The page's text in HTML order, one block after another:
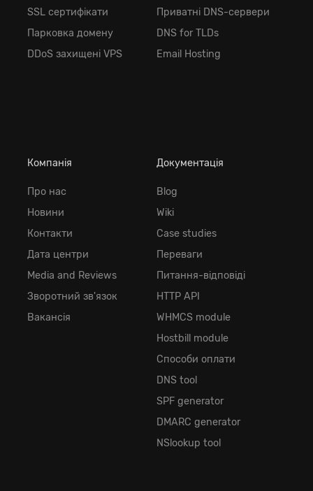
SSL сертифікати
Парковка домену
DDoS захищені VPS
Приватні DNS-сервери
DNS for TLDs
Email Hosting
Компанія
Про нас
Новини
Контакти
Дата центри
Media and Reviews
Зворотний зв'язок
Вакансія
Документація
Blog
Wiki
Case studies
Переваги
Питання-відповіді
HTTP API
WHMCS module
Hostbill module
Способи оплати
DNS tool
SPF generator
DMARC generator
NSlookup tool